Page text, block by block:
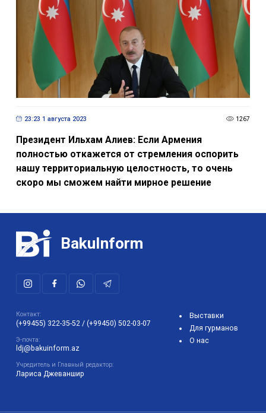
23:23 1 августа 2023 1267
Президент Ильхам Алиев: Если Армения
полностью откажется от стремления оспорить
нашу территориальную целостность, то очень
скоро мы сможем найти мирное решение
BakuInform
Контакт:
(+99455) 322-35-52 / (+99450) 502-03-07
Э-почта:
ldj@bakuinform.az
Учредитель и Главный редактор:
Лариса Джеваншир
Выставки
Для гурманов
О нас